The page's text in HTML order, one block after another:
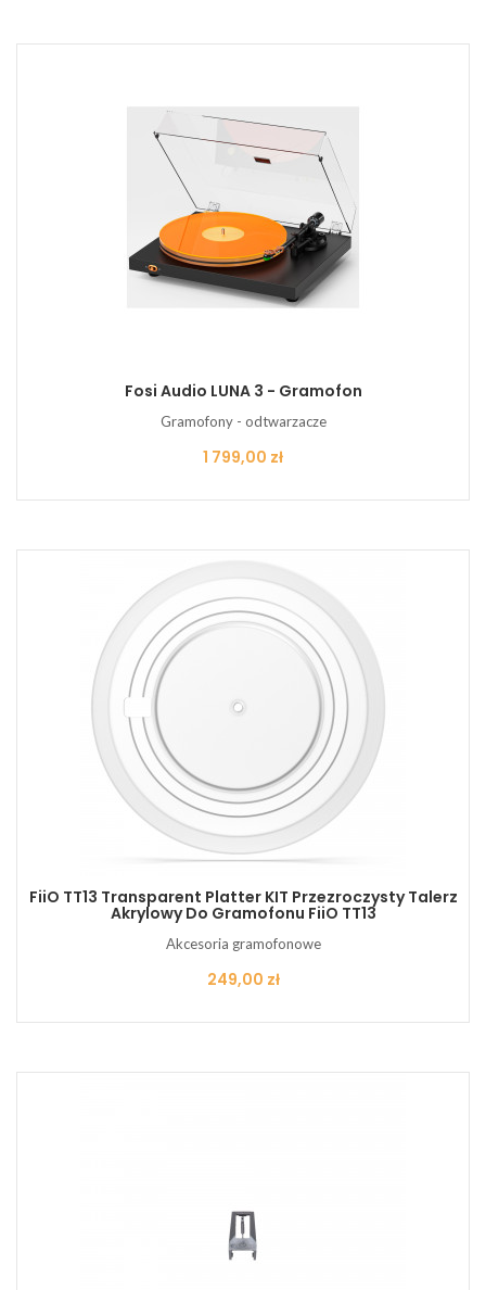
Fosi Audio LUNA 3 - Gramofon
Gramofony - odtwarzacze
Cena
1 799,00 zł
FiiO TT13 Transparent Platter KIT Przezroczysty Talerz
Akrylowy Do Gramofonu FiiO TT13
Akcesoria gramofonowe
Cena
249,00 zł